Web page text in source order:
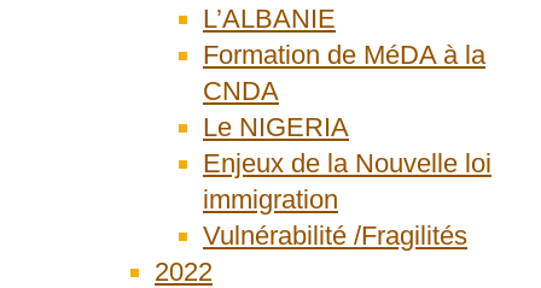
L’ALBANIE
Formation de MéDA à la
CNDA
Le NIGERIA
Enjeux de la Nouvelle loi
immigration
Vulnérabilité /Fragilités
2022